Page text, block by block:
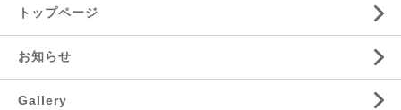
トップページ
お知らせ
Gallery